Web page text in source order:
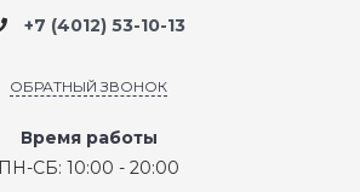
+7 (4012) 53-10-13
ОБРАТНЫЙ ЗВОНОК
Время работы
ПН-СБ: 10:00 - 20:00